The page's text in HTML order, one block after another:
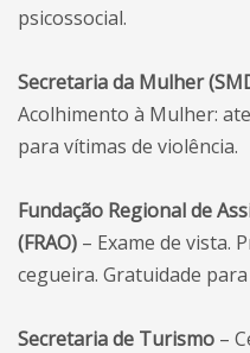
psicossocial.
Secretaria da Mulher
Acolhimento à Mulher:
para vítimas de violência.
Fundação Regional de
(FRAO) – Exame de vista.
cegueira. Gratuidade
Secretaria de Turismo –